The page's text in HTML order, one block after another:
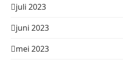
juli 2023
juni 2023
mei 2023